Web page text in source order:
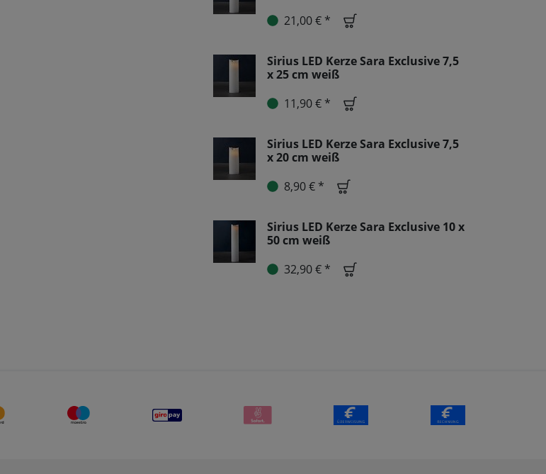
21,00 € *
Sirius LED Kerze Sara Exclusive 7,5
x 25 cm weiß
11,90 € *
Sirius LED Kerze Sara Exclusive 7,5
x 20 cm weiß
8,90 € *
Sirius LED Kerze Sara Exclusive 10 x
50 cm weiß
32,90 € *